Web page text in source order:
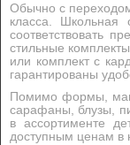
Обычно с
класса. Школьная
соответствовать
стильные
или комплект с
гарантированы
Помимо формы,
сарафаны, блузы,
в ассортименте
доступным ценам в